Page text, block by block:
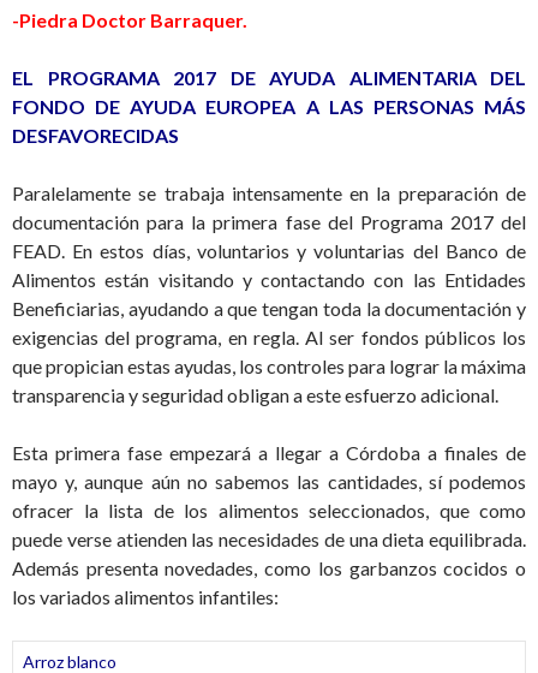
-Piedra Doctor Barraquer.
EL PROGRAMA 2017 DE AYUDA ALIMENTARIA DEL
FONDO DE AYUDA EUROPEA A LAS PERSONAS MÁS
DESFAVORECIDAS
Paralelamente se trabaja intensamente en la preparación de
documentación para la primera fase del Programa 2017 del
FEAD. En estos días, voluntarios y voluntarias del Banco de
Alimentos están visitando y contactando con las Entidades
Beneficiarias, ayudando a que tengan toda la documentación y
exigencias del programa, en regla. Al ser fondos públicos los
que propician estas ayudas, los controles para lograr la máxima
transparencia y seguridad obligan a este esfuerzo adicional.
Esta primera fase empezará a llegar a Córdoba a finales de
mayo y, aunque aún no sabemos las cantidades, sí podemos
ofracer la lista de los alimentos seleccionados, que como
puede verse atienden las necesidades de una dieta equilibrada.
Además presenta novedades, como los garbanzos cocidos o
los variados alimentos infantiles:
Arroz blanco